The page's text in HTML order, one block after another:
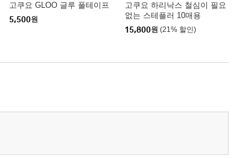
고쿠요 GLOO 글루 풀테이프
5,500원
고쿠요 하리낙스 철심이 필요
없는 스테플러 10매용
15,800원 (21% 할인)